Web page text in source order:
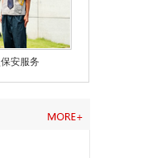
安服务